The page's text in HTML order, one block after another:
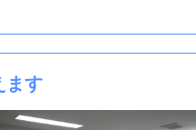
ます